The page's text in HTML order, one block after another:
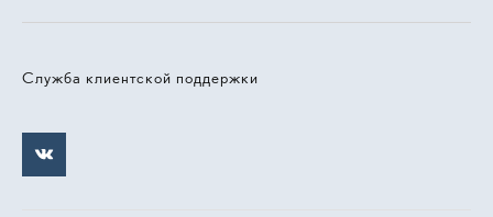
Служба клиентской поддержки